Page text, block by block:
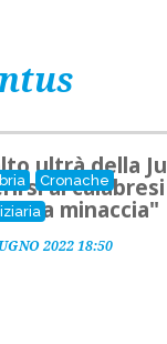
Cronache
ultrà della
ai calabresi
una minaccia"
2022 18:50